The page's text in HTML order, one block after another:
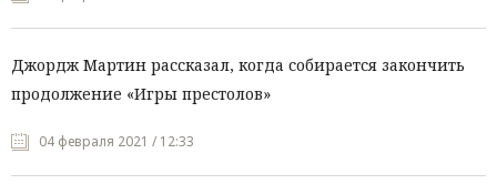
Джордж Мартин рассказал, когда собирается закончить
продолжение «Игры престолов»
04 февраля 2021 / 12:33